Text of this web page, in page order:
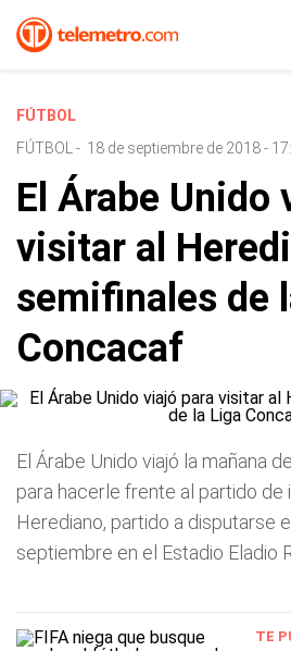
FÚTBOL
FÚTBOL
- 18 de septiembre de 2018 -
El Árabe Unido
visitar al
semifinales de
Concacaf
El Árabe Unido viajó la mañana
para hacerle frente al partido de
Herediano, partido a disputarse
septiembre en el Estadio Eladio
TE